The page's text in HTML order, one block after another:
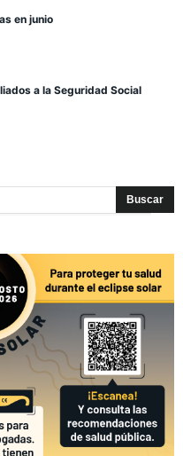
en junio
a la Seguridad Social